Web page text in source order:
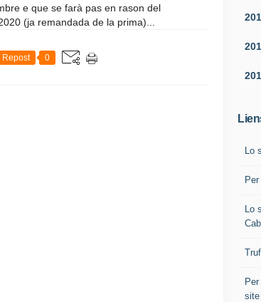
e que se farà pas en rason del
(ja remandada de la prima)...
Repost 0
Lo
Lo
site